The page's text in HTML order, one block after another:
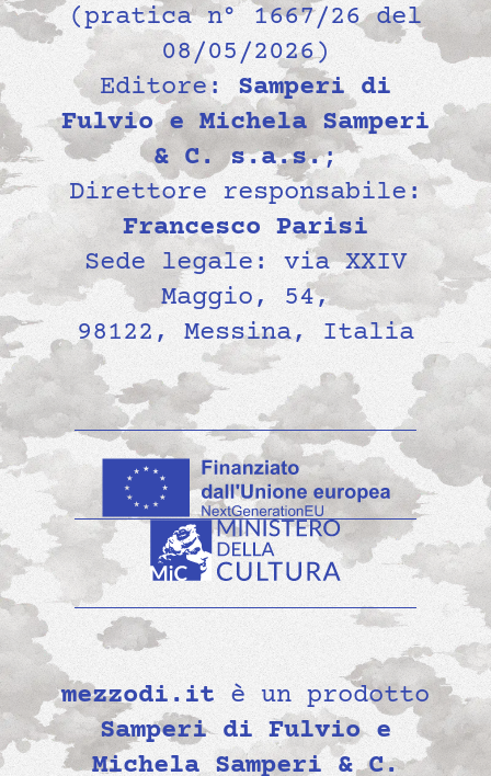
(pratica n° 1667/26 del
08/05/2026)
Editore: Samperi di
Fulvio e Michela Samperi
& C. s.a.s.;
Direttore responsabile:
Francesco Parisi
Sede legale: via XXIV
Maggio, 54,
98122, Messina, Italia
mezzodi.it è un prodotto
Samperi di Fulvio e
Michela Samperi & C.